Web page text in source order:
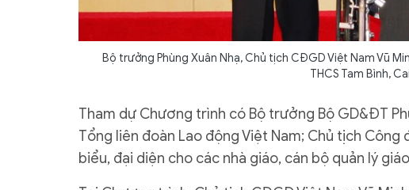
Bộ trưởng Phùng Xuân Nhạ, Chủ tịch CĐGD Việt Nam Vũ
THCS Tam Bình,
Tham dự Chương trình có Bộ trưởng Bộ GD&ĐT
Tổng liên đoàn Lao động Việt Nam; Chủ tịch Công
biểu, đại diện cho các nhà giáo, cán bộ quản lý